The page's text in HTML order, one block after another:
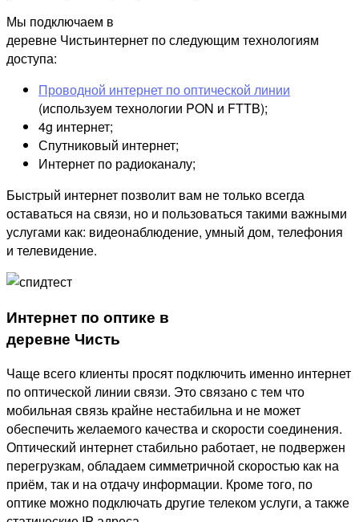
Мы подключаем в
деревне Чистьинтернет по следующим технологиям
доступа:
Проводной интернет по оптической линии
(используем технологии PON и FTTB);
4g интернет;
Спутниковый интернет;
Интернет по радиоканалу;
Быстрый интернет позволит вам не только всегда
оставаться на связи, но и пользоваться такими важными
услугами как: видеонаблюдение, умный дом, телефония
и телевидение.
Интернет по оптике в
деревне Чисть
Чаще всего клиенты просят подключить именно интернет
по оптической линии связи. Это связано с тем что
мобильная связь крайне нестабильна и не может
обеспечить желаемого качества и скорости соединения.
Оптический интернет стабильно работает, не подвержен
перегрузкам, обладаем симметричной скоростью как на
приём, так и на отдачу информации. Кроме того, по
оптике можно подключать другие телеком услуги, а также